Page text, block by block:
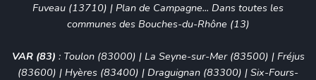
Fuveau (13710) | Plan de Campagne... Dans toutes les
communes des Bouches-du-Rhône (13)
VAR (83) : Toulon (83000) | La Seyne-sur-Mer (83500) | Fréjus
(83600) | Hyères (83400) | Draguignan (83300) | Six-Fours-